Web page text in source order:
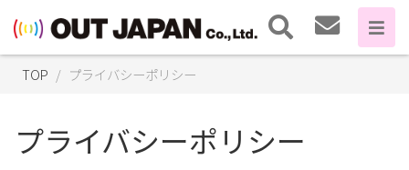
TOP プライバシーポリシー
プライバシーポリシー